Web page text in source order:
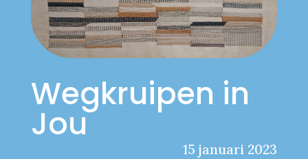
Wegkruipen in
Jou
15 januari 2023